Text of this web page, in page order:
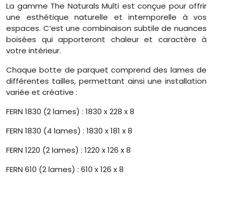
La gamme The Naturals Multi est conçue pour offrir
une esthétique naturelle et intemporelle à vos
espaces. C’est une combinaison subtile de nuances
boisées qui apporteront chaleur et caractère à
votre intérieur.
Chaque botte de parquet comprend des lames de
différentes tailles, permettant ainsi une installation
variée et créative :
FERN 1830 (2 lames) : 1830 x 228 x 8
FERN 1830 (4 lames) : 1830 x 181 x 8
FERN 1220 (2 lames) : 1220 x 126 x 8
FERN 610 (2 lames) : 610 x 126 x 8